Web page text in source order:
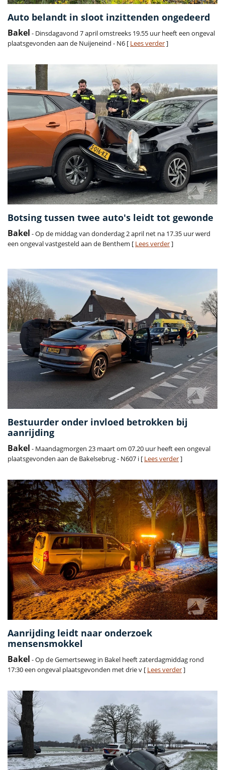
Auto belandt in sloot inzittenden ongedeerd
Bakel - Dinsdagavond 7 april omstreeks 19.55 uur heeft een ongeval
plaatsgevonden aan de Nuijeneind - N6 [ Lees verder]
Botsing tussen twee auto's leidt tot gewonde
Bakel - Op de middag van donderdag 2 april net na 17.35 uur werd
een ongeval vastgesteld aan de Benthem [ Lees verder]
Bestuurder onder invloed betrokken bij
aanrijding
Bakel - Maandagmorgen 23 maart om 07.20 uur heeft een ongeval
plaatsgevonden aan de Bakelsebrug - N607 i [ Lees verder]
Aanrijding leidt naar onderzoek
mensensmokkel
Bakel - Op de Gemertseweg in Bakel heeft zaterdagmiddag rond
17:30 een ongeval plaatsgevonden met drie v [ Lees verder]